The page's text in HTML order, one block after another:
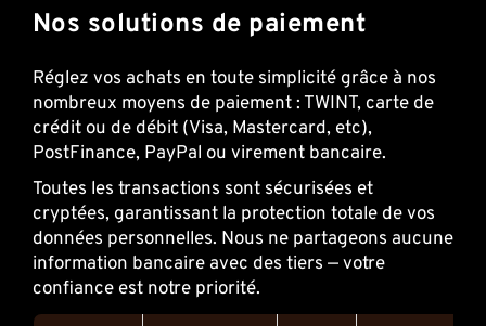
Nos solutions de paiement
Réglez vos achats en toute simplicité grâce à nos
nombreux moyens de paiement : TWINT, carte de
crédit ou de débit (Visa, Mastercard, etc),
PostFinance, PayPal ou virement bancaire.
Toutes les transactions sont sécurisées et
cryptées, garantissant la protection totale de vos
données personnelles. Nous ne partageons aucune
information bancaire avec des tiers — votre
confiance est notre priorité.